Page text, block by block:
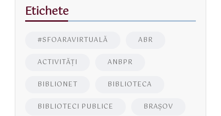
Etichete
#SFOARAVIRTUALĂ ABR
ACTIVITĂŢI ANBPR
BIBLIONET BIBLIOTECA
BIBLIOTECI PUBLICE BRAŞOV